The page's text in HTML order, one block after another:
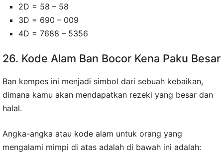
2D = 58 – 58
3D = 690 – 009
4D = 7688 – 5356
26. Kode Alam Ban Bocor Kena Paku Besar
Ban kempes ini menjadi simbol dari sebuah kebaikan,
dimana kamu akan mendapatkan rezeki yang besar dan
halal.
Angka-angka atau kode alam untuk orang yang
mengalami mimpi di atas adalah di bawah ini adalah: